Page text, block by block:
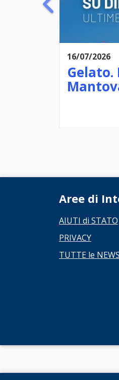
07/07/2026
Aree di
AIUTI di STATO
PRIVACY
TUTTE le NEWS